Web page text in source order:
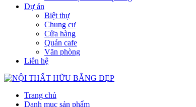
Dự án
Biệt thự
Chung cư
Cửa hàng
Quán cafe
Văn phòng
Liên hệ
Trang chủ
Danh mục sản phẩm